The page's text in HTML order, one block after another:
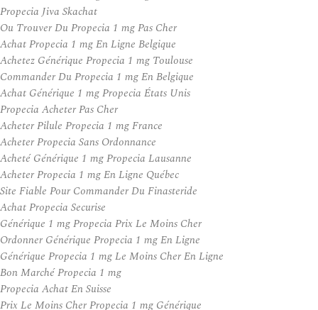
Propecia Jiva Skachat
Ou Trouver Du Propecia 1 mg Pas Cher
Achat Propecia 1 mg En Ligne Belgique
Achetez Générique Propecia 1 mg Toulouse
Commander Du Propecia 1 mg En Belgique
Achat Générique 1 mg Propecia États Unis
Propecia Acheter Pas Cher
Acheter Pilule Propecia 1 mg France
Acheter Propecia Sans Ordonnance
Acheté Générique 1 mg Propecia Lausanne
Acheter Propecia 1 mg En Ligne Québec
Site Fiable Pour Commander Du Finasteride
Achat Propecia Securise
Générique 1 mg Propecia Prix Le Moins Cher
Ordonner Générique Propecia 1 mg En Ligne
Générique Propecia 1 mg Le Moins Cher En Ligne
Bon Marché Propecia 1 mg
Propecia Achat En Suisse
Prix Le Moins Cher Propecia 1 mg Générique